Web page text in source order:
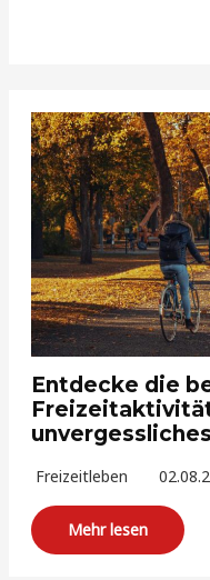
Entdecke die
Freizeitleben
Mehr lesen